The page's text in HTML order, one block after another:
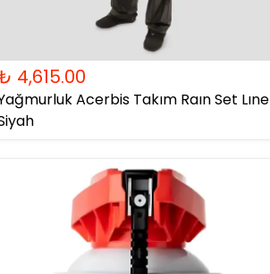
4,615.00
Acerbis Takım Raın Set Lıne